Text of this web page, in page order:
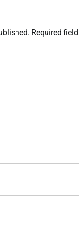
Required